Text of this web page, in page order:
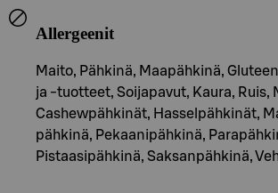
Allergeenit
Maito, Pähkinä, Maapähkinä,
ja -tuotteet, Soijapavut, Kaura, Ruis,
Cashewpähkinät, Hasselpähkinät,
pähkinä, Pekaanipähkinä,
Pistaasipähkinä, Saksanpähkinä,